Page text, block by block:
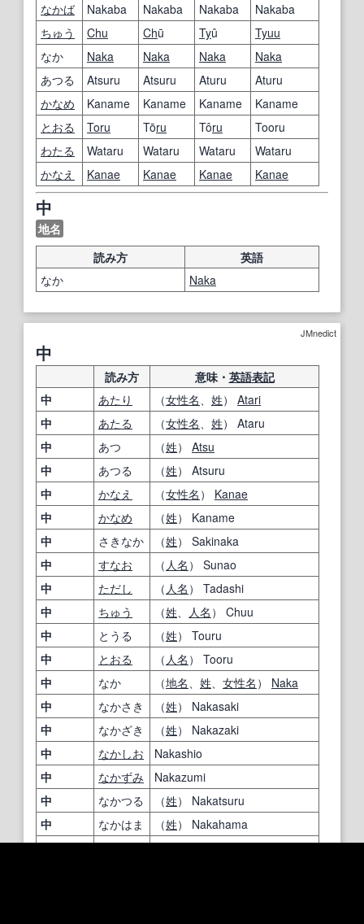
なかば
Nakaba Nakaba Nakaba
Nakaba
ちゅう
Chu Chū Tyû
Tyuu
なか
Naka Naka Naka
Naka
あつる
Atsuru Atsuru Aturu
Aturu
かなめ
Kaname Kaname Kaname
Kaname
とおる
Toru Tōru Tôru
Tooru
わたる
Wataru Wataru Wataru
Wataru
かなえ
Kanae Kanae Kanae Kanae
中
地名
読み方
英語
なか
Naka
JMnedict
中
読み方 意味・ 英語表記
中
あたり （女性名、 姓） Atari
中
あたる （女性名、 姓） Ataru
中
あつ （姓） Atsu
中
あつる （姓） Atsuru
中
かなえ （女性名 ） Kanae
中
かなめ （姓） Kaname
中
さきなか （姓） Sakinaka
中
すなお （ 人名 ） Sunao
中
ただし （ 人名 ） Tadashi
中
ちゅう （姓、 人名 ） Chuu
中
とうる （姓） Touru
中
とおる （ 人名 ） Tooru
中
なか （地名、 姓、 女性名 ） Naka
中
なかさき （姓） Nakasaki
中
なかざき （姓） Nakazaki
中
なかしお
Nakashio
中
なかずみ
Nakazumi
中
なかつる （姓） Nakatsuru
中
なかはま （姓） Nakahama
中
なかば （姓、人名） Nakaba